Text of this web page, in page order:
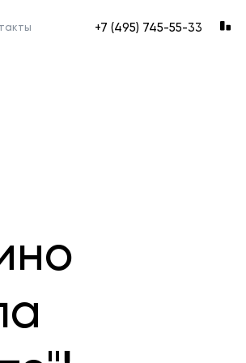
+7 (495) 745-55-33